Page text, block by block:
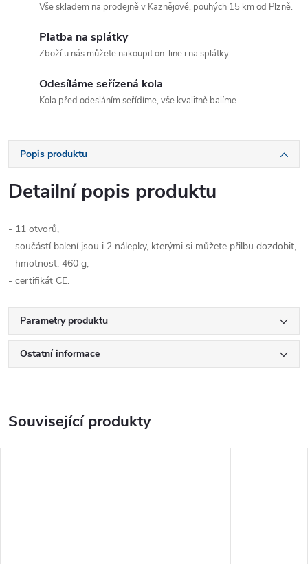
Vše skladem na prodejně v Kaznějově, pouhých 15 km od Plzně.
Platba na splátky
Zboží u nás můžete nakoupit on-line i na splátky.
Odesíláme seřízená kola
Kola před odesláním seřídíme, vše kvalitně balíme.
Popis produktu
Detailní popis produktu
- 11 otvorů,
- součástí balení jsou i 2 nálepky, kterými si můžete přilbu dozdobit,
- hmotnost: 460 g,
- certifikát CE.
Parametry produktu
Ostatní informace
Související produkty